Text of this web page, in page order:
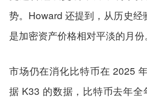
势。Howard 还提到，从历史经
是加密资产价格相对平淡的月份。
市场仍在消化比特币在 2025
据 K33 的数据，比特币去年全